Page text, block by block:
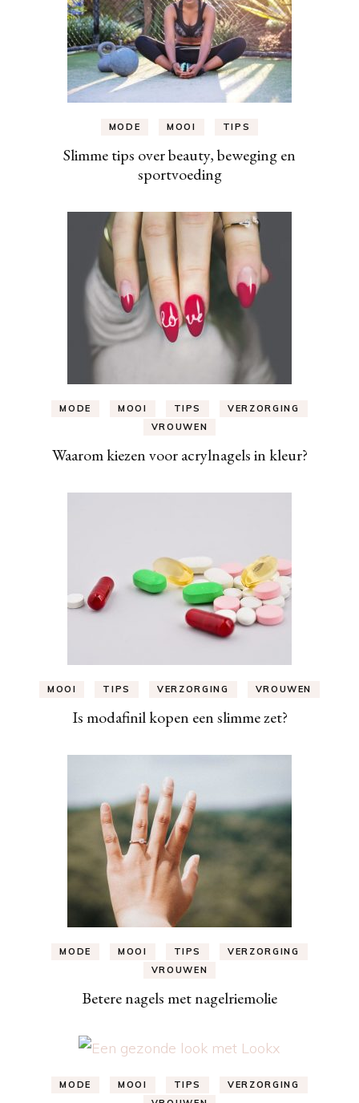
MODE MOOI TIPS
Slimme tips over beauty, beweging en
sportvoeding
MODE MOOI TIPS
VERZORGING
VROUWEN
Waarom kiezen voor acrylnagels in kleur?
MOOI TIPS VERZORGING VROUWEN
Is modafinil kopen een slimme zet?
MODE MOOI TIPS
VERZORGING
VROUWEN
Betere nagels met nagelriemolie
MODE MOOI TIPS
VERZORGING